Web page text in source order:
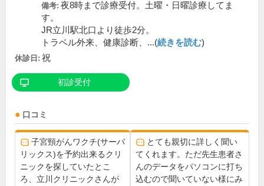
備考: 夜8時まで診療受付。土曜・日曜診療してま
す。
JR立川駅北口より徒歩2分。
トラベル外来、健康診断、...(続きを読む)
休診日: 祝
初診受付
口コミ
子宮頸がんワクチ(サーバ
リックス)を予約出来るクリ
ニックを探していたとこ
ろ、立川クリニックさんが
とても親切に詳しく聞い
てくれます。ただ先生患者さ
んのデータをパソコンに打ち
込むので聞いていない様にみ